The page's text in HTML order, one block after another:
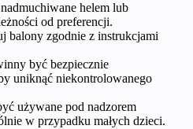
helem lub
od preferencji.
balony zgodnie z instrukcjami
być bezpiecznie
uniknąć niekontrolowanego
używane pod nadzorem
w przypadku małych dzieci.